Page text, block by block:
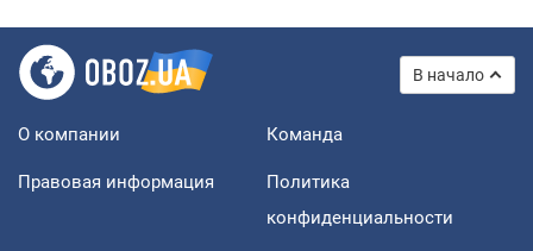
В начало
О компании Команда
Правовая информация
Политика
конфиденциальности